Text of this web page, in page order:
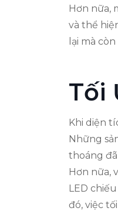
Hơn nữa,
và thể
lại mà
Tối
Khi diện
Những
thoáng
Hơn nữa,
LED
đó, việc